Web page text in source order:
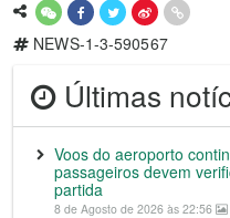
NEWS-1-3-590567
Últimas
Voos do aeroporto
passageiros devem
partida
8 de Agosto de 2026 às 22:56